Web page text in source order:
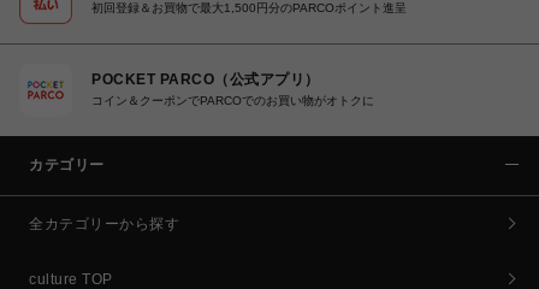
初回登録＆お買物で最大1,500円分のPARCOポイント進呈
POCKET PARCO（公式アプリ）
コイン＆クーポンでPARCOでのお買い物がオトクに
カテゴリー
全カテゴリーから探す
culture TOP